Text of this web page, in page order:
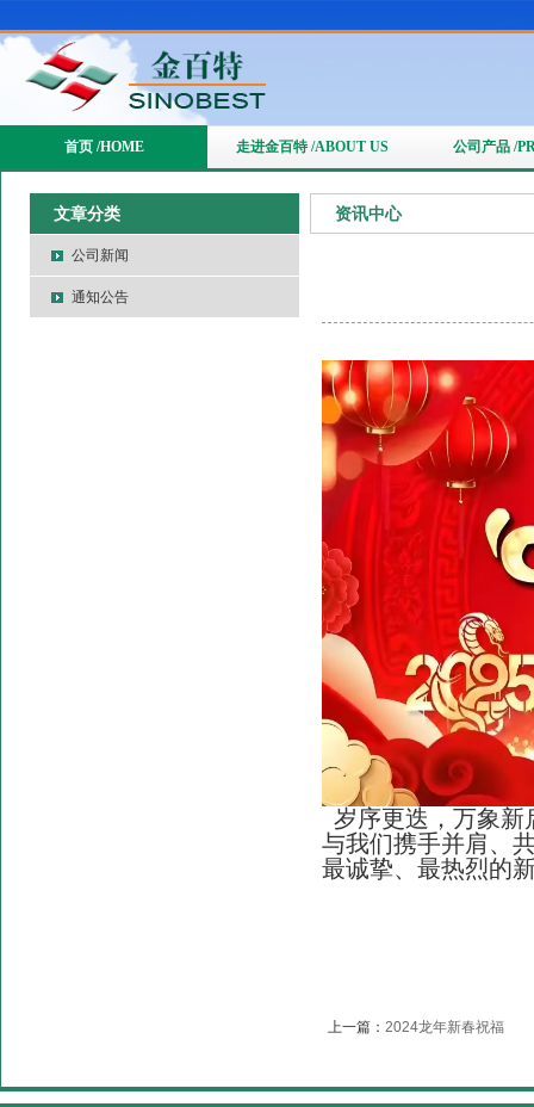
首页 /HOME 走进金百特 /ABOUT US 公司产品 /
文章分类
公司新闻
通知公告
资讯中心
岁序更迭，万象新
与我们携手并肩、
最诚挚、最热烈的
上一篇： 2024龙年新春祝福